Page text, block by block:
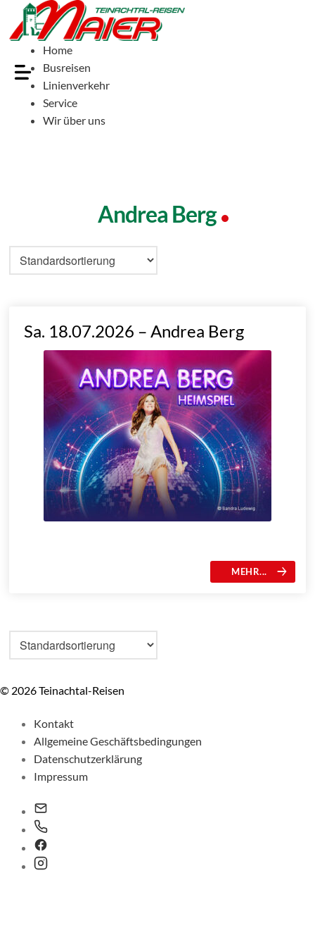
Home
Busreisen
Linienverkehr
Service
Wir über uns
Andrea Berg
Sa. 18.07.2026 – Andrea Berg
MEHR...
© 2026 Teinachtal-Reisen
Kontakt
Allgemeine Geschäftsbedingungen
Datenschutzerklärung
Impressum